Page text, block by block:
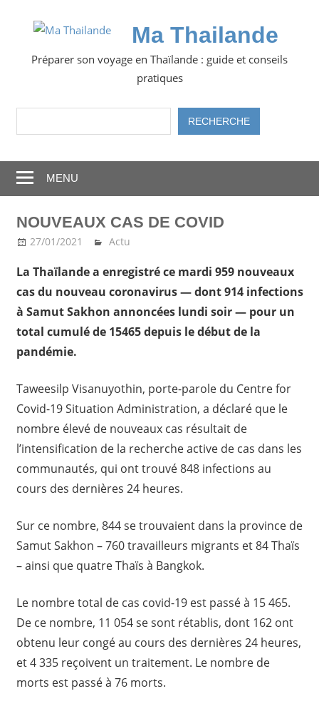
Ma Thailande
Préparer son voyage en Thaïlande : guide et conseils
pratiques
RechercherRECHERCHE
MENU
NOUVEAUX CAS DE COVID
27/01/2021 Ma Thailande
Actu
La Thaïlande a enregistré ce mardi 959 nouveaux
cas du nouveau coronavirus — dont 914 infections
à Samut Sakhon annoncées lundi soir — pour un
total cumulé de 15465 depuis le début de la
pandémie.
Taweesilp Visanuyothin, porte-parole du Centre for
Covid-19 Situation Administration, a déclaré que le
nombre élevé de nouveaux cas résultait de
l’intensification de la recherche active de cas dans les
communautés, qui ont trouvé 848 infections au
cours des dernières 24 heures.
Sur ce nombre, 844 se trouvaient dans la province de
Samut Sakhon – 760 travailleurs migrants et 84 Thaïs
– ainsi que quatre Thaïs à Bangkok.
Le nombre total de cas covid-19 est passé à 15 465.
De ce nombre, 11 054 se sont rétablis, dont 162 ont
obtenu leur congé au cours des dernières 24 heures,
et 4 335 reçoivent un traitement. Le nombre de
morts est passé à 76 morts.